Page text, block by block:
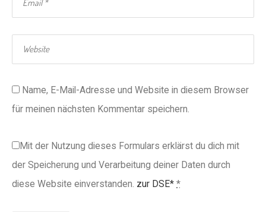
Name, E-Mail-Adresse und Website in diesem Browser
für meinen nächsten Kommentar speichern.
Mit der Nutzung dieses Formulars erklärst du dich mit
der Speicherung und Verarbeitung deiner Daten durch
diese Website einverstanden. zur DSE* *